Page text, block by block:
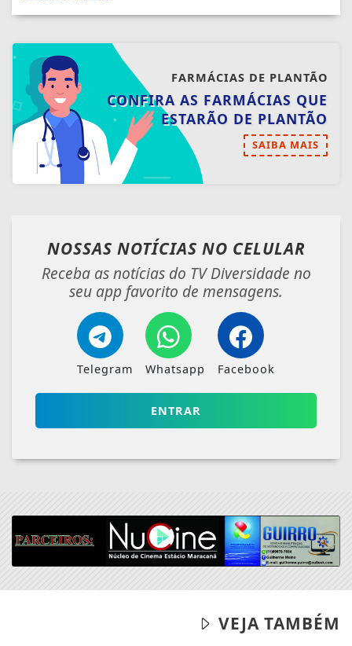
FARMÁCIAS DE PLANTÃO
CONFIRA AS FARMÁCIAS QUE
ESTARÃO DE PLANTÃO
SAIBA MAIS
NOSSAS NOTÍCIAS NO CELULAR
Receba as notícias do TV Diversidade no
seu app favorito de mensagens.
Telegram Whatsapp Facebook
ENTRAR
VEJA TAMBÉM